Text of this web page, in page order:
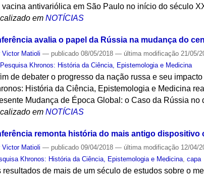
vacina antivariólica em São Paulo no início do século
em NOTÍCIAS
avalia o papel da Rússia na mudança do
Victor Matioli — publicado 08/05/2018— última modificação 21/05/
Khronos: História da Ciência, Epistemologia e Medicina
de debater o progresso da nação russa e seu
História da Ciência, Epistemologia e Medicina
Mudança de Época Global: o Caso da Rússia no
em NOTÍCIAS
remonta história do mais antigo dispositivo
Victor Matioli — publicado 09/04/2018— última modificação 12/04/
Khronos: História da Ciência, Epistemologia e Medicina ,capa
resultados de mais de um século de estudos sobre o